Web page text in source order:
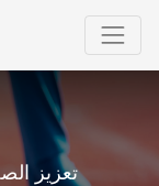
تعزيز